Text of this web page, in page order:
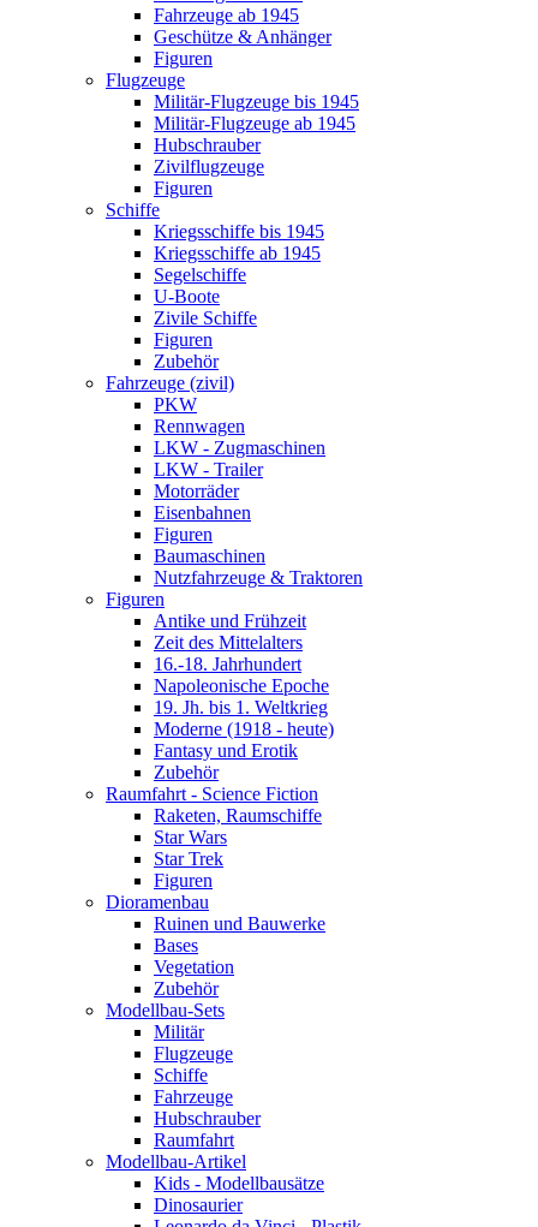
Fahrzeuge ab 1945
Geschütze & Anhänger
Figuren
Flugzeuge
Militär-Flugzeuge bis 1945
Militär-Flugzeuge ab 1945
Hubschrauber
Zivilflugzeuge
Figuren
Schiffe
Kriegsschiffe bis 1945
Kriegsschiffe ab 1945
Segelschiffe
U-Boote
Zivile Schiffe
Figuren
Zubehör
Fahrzeuge (zivil)
PKW
Rennwagen
LKW - Zugmaschinen
LKW - Trailer
Motorräder
Eisenbahnen
Figuren
Baumaschinen
Nutzfahrzeuge & Traktoren
Figuren
Antike und Frühzeit
Zeit des Mittelalters
16.-18. Jahrhundert
Napoleonische Epoche
19. Jh. bis 1. Weltkrieg
Moderne (1918 - heute)
Fantasy und Erotik
Zubehör
Raumfahrt - Science Fiction
Raketen, Raumschiffe
Star Wars
Star Trek
Figuren
Dioramenbau
Ruinen und Bauwerke
Bases
Vegetation
Zubehör
Modellbau-Sets
Militär
Flugzeuge
Schiffe
Fahrzeuge
Hubschrauber
Raumfahrt
Modellbau-Artikel
Kids - Modellbausätze
Dinosaurier